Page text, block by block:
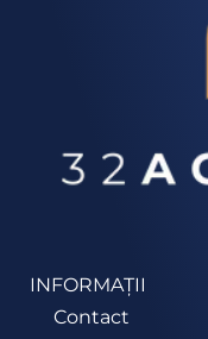
INFORMAȚII
Contact